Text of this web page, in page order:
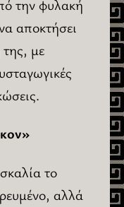
την φυλακή
αποκτήσει
με
το
αλλά